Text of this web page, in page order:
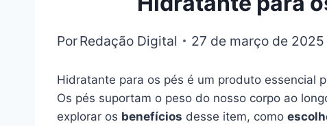
PorRedação Digital 27 de março de 2025
Hidratante para os pés é um produto essencial
Os pés suportam o peso do nosso corpo ao
explorar os benefícios desse item, como